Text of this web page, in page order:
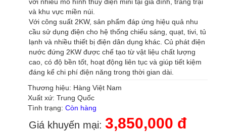
và khu vực miền núi.
Với công suất 2KW, sản phẩm đáp ứng hiệu quả nhu
cầu sử dụng điện cho hệ thống chiếu sáng, quạt, tivi, tủ
lạnh và nhiều thiết bị điện dân dụng khác. Củ phát điện
nước đứng 2KW được chế tạo từ vật liệu chất lượng
cao, có độ bền tốt, hoạt động liên tục và giúp tiết kiệm
đáng kể chi phí điện năng trong thời gian dài.
Thương hiệu: Hàng Việt Nam
Xuất xứ: Trung Quốc
Tình trạng: Còn hàng
Giá khuyến mại: 3,850,000 đ